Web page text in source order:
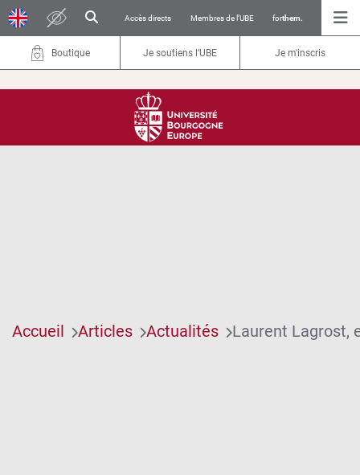
Accès directs Membres de l’UBE forthem.
Boutique Je soutiens l’UBE Je m'inscris
Accueil Articles Actualités Laurent Lagrost,